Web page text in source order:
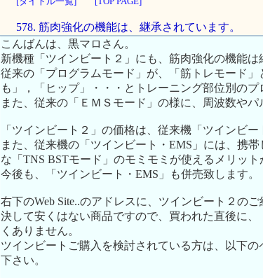
578. 筋肉強化の機能は、継承されています。
こんばんは、黒マロさん。
新機種「ツインビート２」にも、筋肉強化の機能は
従来の「プログラムモード」が、「筋トレモード
も」，「ヒップ」・・・とトレーニング部位別のプ
また、従来の「ＥＭＳモード」の様に、周波数や
「ツインビート２」の価格は、従来機「ツインビー
また、従来機の「ツインビート・EMS」には、携
な「TNS BSTモード」のモミモミが使えるメリット
今後も、「ツインビート・EMS」も併売致します。
右下のWeb Site..のアドレスに、ツインビート２の
決して安くはない商品ですので、買われた直後に
くありません。
ツインビートご購入を検討されている方は、以下
下さい。